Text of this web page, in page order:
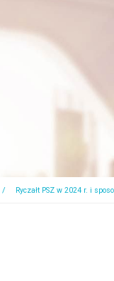
Ryczałt PSZ w 2024 r. i